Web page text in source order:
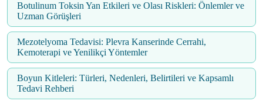
Botulinum Toksin Yan Etkileri ve Olası Riskleri: Önlemler ve
Uzman Görüşleri
Mezotelyoma Tedavisi: Plevra Kanserinde Cerrahi,
Kemoterapi ve Yenilikçi Yöntemler
Boyun Kitleleri: Türleri, Nedenleri, Belirtileri ve Kapsamlı
Tedavi Rehberi